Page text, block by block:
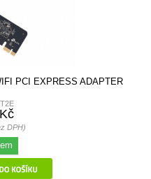
PCI EXPRESS ADAPTER
DPH)